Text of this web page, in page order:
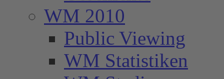
WM 2010
Public Viewing
WM Statistiken